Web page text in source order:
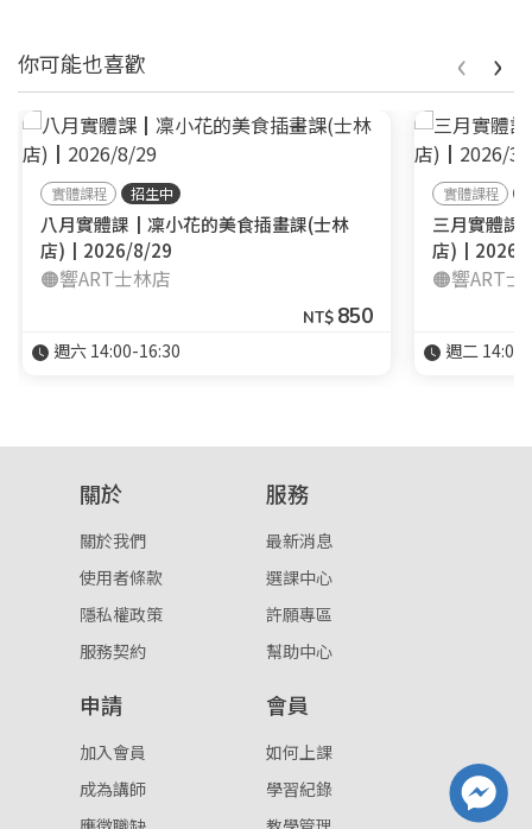
你可能也喜歡
實體課程 招生中
八月實體課┃凜小花的美食插畫課(士林
店)┃2026/8/29
🟠響ART士林店
NT$ 850
週六 14:00-16:30
實體課程
三月實體課
店)┃2026/
🟠響ART士
週二
‹ ›
關於
關於我們
使用者條款
隱私權政策
服務契約
服務
最新消息
選課中心
許願專區
幫助中心
申請
加入會員
成為講師
會員
如何上課
學習紀錄